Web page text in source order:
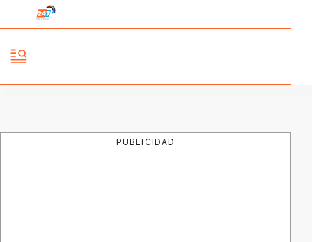
PUBLICIDAD